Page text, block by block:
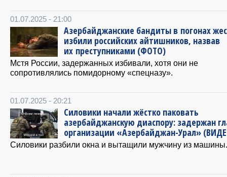
01.07.2025 - 21:00
Азербайджанские бандиты в погонах
избили российских айтишников, назвав
их преступниками (ФОТО)
Мстя России, задержанных избивали, хотя они не
сопротивлялись помидорному «спецназу».
01.07.2025 - 20:21
Силовики начали жёстко паковать
азербайджанскую диаспору: задержан
организации «Азербайджан-Урал»
Силовики разбили окна и вытащили мужчину из машины.